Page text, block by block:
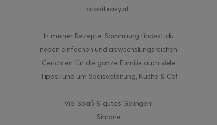
cookiteasy.at.
In meiner Rezepte-Sammlung findest du
neben einfachen und abwechslungsreichen
Gerichten für die ganze Familie auch viele
Tipps rund um Speiseplanung, Küche & Co!
Viel Spaß & gutes Gelingen!
Simone